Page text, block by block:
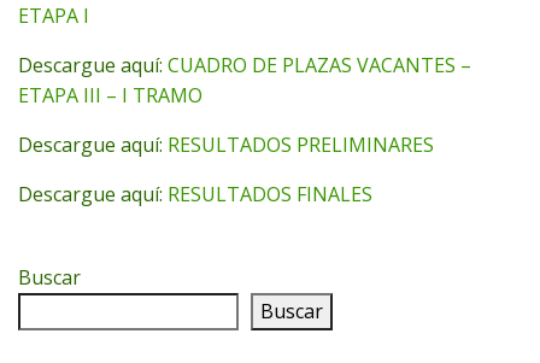
ETAPA I
Descargue aquí: CUADRO DE PLAZAS VACANTES –
ETAPA III – I TRAMO
Descargue aquí: RESULTADOS PRELIMINARES
Descargue aquí: RESULTADOS FINALES
Buscar
Buscar